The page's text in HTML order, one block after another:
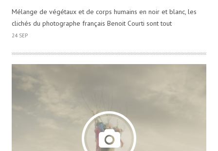
Mélange de végétaux et de corps humains en noir et blanc, les
clichés du photographe français Benoit Courti sont tout
24 SEP